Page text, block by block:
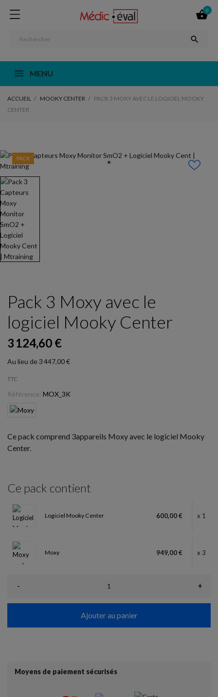

0

MENU
ACCUEIL MOOKY CENTER
PACK 3 MOXY AVEC LE LOGICIEL MOOKY
CENTER
PACK
Pack 3 Moxy avec le
logiciel Mooky Center
3 124,60 €
Au lieu de 3 447,00 €
TTC
Référence: MOX_3K
Ce pack comprend 3appareils Moxy avec le logiciel Mooky
Center.
Ce pack contient
Logiciel Mooky Center 600,00 € x 1
Moxy 949,00 € x 3
- +
Ajouter au panier
Moyens de paiement sécurisés